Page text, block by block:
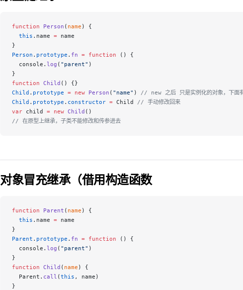
function Person ( name ) {
  this
.name = name
}
Person . prototype . fn = function () {
  console.
log ( "parent" )
}
function Child () {}
Child . prototype = new Person ( "name" ) // new 之后 只是实例化的对象，下
Child . prototype . constructor = Child // 手动修改回来
var child = new Child ()
// 在原型上继承，子类不能修改和传参进去
对象冒充继承（借用构造函数
function Parent ( name ) {
  this
.name = name
}
Parent . prototype . fn = function () {
  console.
log ( "parent" )
}
function Child ( name ) {
  Parent.
call (this , name)
}